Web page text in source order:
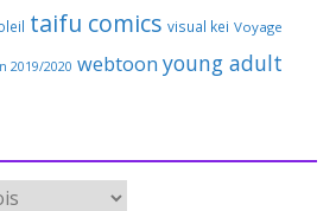
taifu comics visual kei Voyage
2019/2020 webtoon young adult